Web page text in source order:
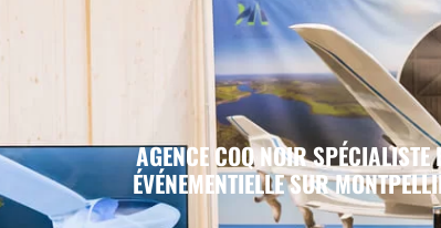
AGENCE COQ NOIR
ÉVÉNEMENTIELLE SUR